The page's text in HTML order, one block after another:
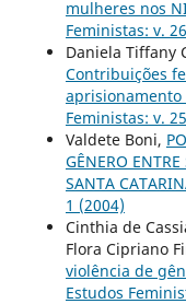
mulheres nos
Feministas: v.
Daniela Tiffany
Contribuições
Feministas: v.
Valdete Boni,
GÊNERO
SANTA
1 (2004)
Cinthia de
Flora Cipriano
violência de
Estudos